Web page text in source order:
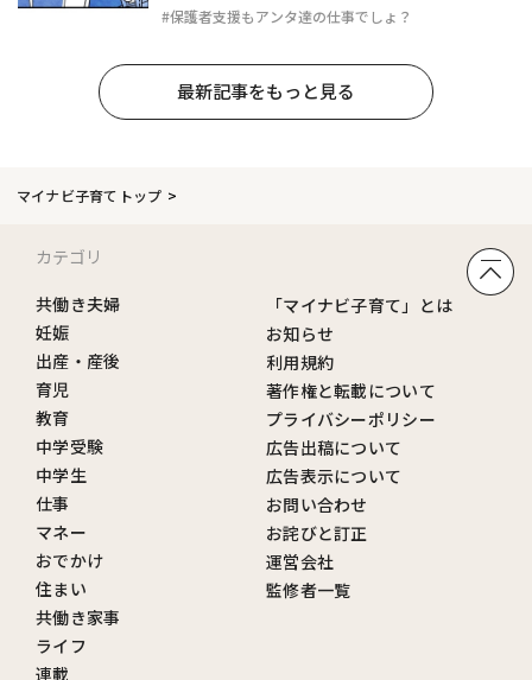
#保護者支援もアンタ達の仕事でしょ？
最新記事をもっと見る
マイナビ子育てトップ
カテゴリ
共働き夫婦
妊娠
出産・産後
育児
教育
中学受験
中学生
仕事
マネー
おでかけ
住まい
共働き家事
ライフ
連載
「マイナビ子育て」とは
お知らせ
利用規約
著作権と転載について
プライバシーポリシー
広告出稿について
広告表示について
お問い合わせ
お詫びと訂正
運営会社
監修者一覧